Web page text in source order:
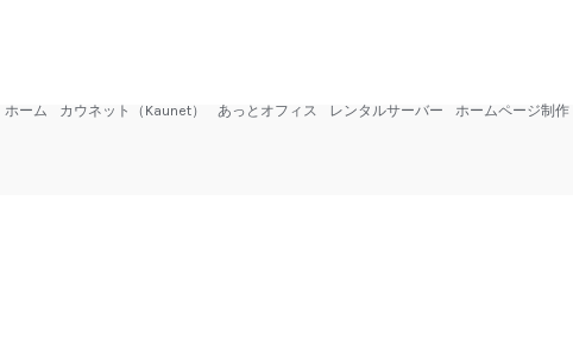
ホーム カウネット（Kaunet） あっとオフィス レンタルサーバー ホームページ制作